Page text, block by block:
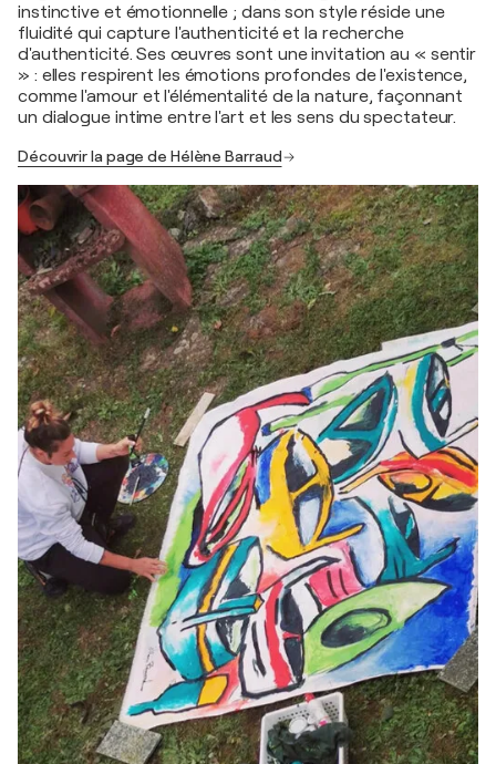
instinctive et émotionnelle ; dans son style réside une
fluidité qui capture l'authenticité et la recherche
d'authenticité. Ses œuvres sont une invitation au « sentir
» : elles respirent les émotions profondes de l'existence,
comme l'amour et l'élémentalité de la nature, façonnant
un dialogue intime entre l'art et les sens du spectateur.
Découvrir la page de Hélène Barraud